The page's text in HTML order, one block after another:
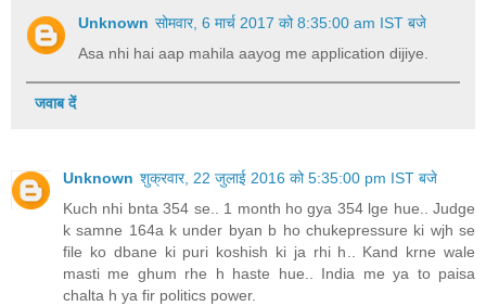
Unknown सोमवार, 6 मार्च 2017 को 8:35:00 am IST बजे
Asa nhi hai aap mahila aayog me application dijiye.
जवाब दें
Unknown शुक्रवार, 22 जुलाई 2016 को 5:35:00 pm IST बजे
Kuch nhi bnta 354 se.. 1 month ho gya 354 lge hue.. Judge
k samne 164a k under byan b ho chukepressure ki wjh se
file ko dbane ki puri koshish ki ja rhi h.. Kand krne wale
masti me ghum rhe h haste hue.. India me ya to paisa
chalta h ya fir politics power.